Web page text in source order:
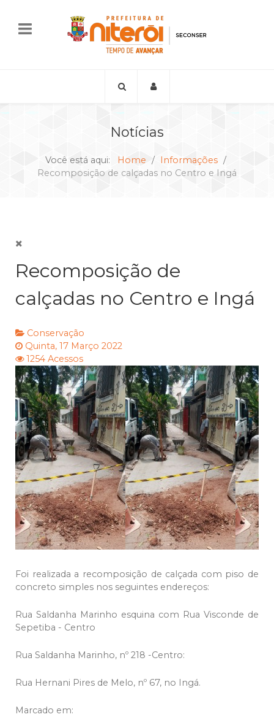
Notícias
Você está aqui: Home
Informações
Recomposição de calçadas no Centro e Ingá
Recomposição de
calçadas no Centro e Ingá
Conservação
Quinta, 17 Março 2022
1254 Acessos
Foi realizada a recomposição de calçada com piso de
concreto simples nos seguintes endereços:
Rua Saldanha Marinho esquina com Rua Visconde de
Sepetiba - Centro
Rua Saldanha Marinho, nº 218 -Centro:
Rua Hernani Pires de Melo, nº 67, no Ingá.
Marcado em: